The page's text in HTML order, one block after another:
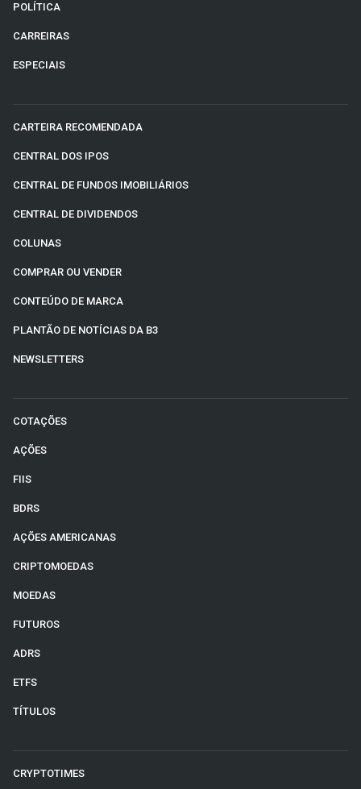
POLÍTICA
CARREIRAS
ESPECIAIS
CARTEIRA RECOMENDADA
CENTRAL DOS IPOS
CENTRAL DE FUNDOS IMOBILIÁRIOS
CENTRAL DE DIVIDENDOS
COLUNAS
COMPRAR OU VENDER
CONTEÚDO DE MARCA
PLANTÃO DE NOTÍCIAS DA B3
NEWSLETTERS
COTAÇÕES
AÇÕES
FIIS
BDRS
AÇÕES AMERICANAS
CRIPTOMOEDAS
MOEDAS
FUTUROS
ADRS
ETFS
TÍTULOS
CRYPTOTIMES